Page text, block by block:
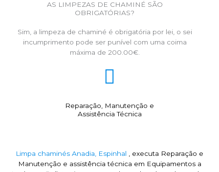
AS LIMPEZAS DE CHAMINÉ SÃO
OBRIGATÓRIAS?
Sim, a limpeza de chaminé é obrigatória por lei, o sei
incumprimento pode ser punível com uma coima
máxima de 200.00€.
Reparação, Manutenção e
Assistência Técnica
Limpa chaminés Anadia, Espinhal , executa Reparação e
Manutenção e assistência técnica em Equipamentos a